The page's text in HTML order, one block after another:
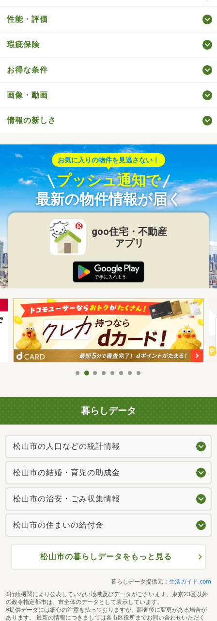
性能・評価
瑕疵保険
お得な条件
画像・動画
情報の新しさ
お気に入りの物件を見逃さない！
プッシュ通知で
最新の物件情報が届く
goo住宅・不動産
アプリ
暮らしデータ
松山市の人口などの統計情報
松山市の結婚・育児の助成金
松山市の治安・ごみ収集情報
松山市の住まいの給付金
松山市の暮らしデータをもっと見る
暮らしデータ提供元： 生活ガイド.com
※行政機関により公表していない地域及びデータがございます。東京23区以外
の政令指定都市は、市全体のデータとして表示しています。
※提供データには細心の注意を払っておりますが、調査後に変更がある場合が
あります。 最新の情報につきましては各市区役所までお問い合わせいただく